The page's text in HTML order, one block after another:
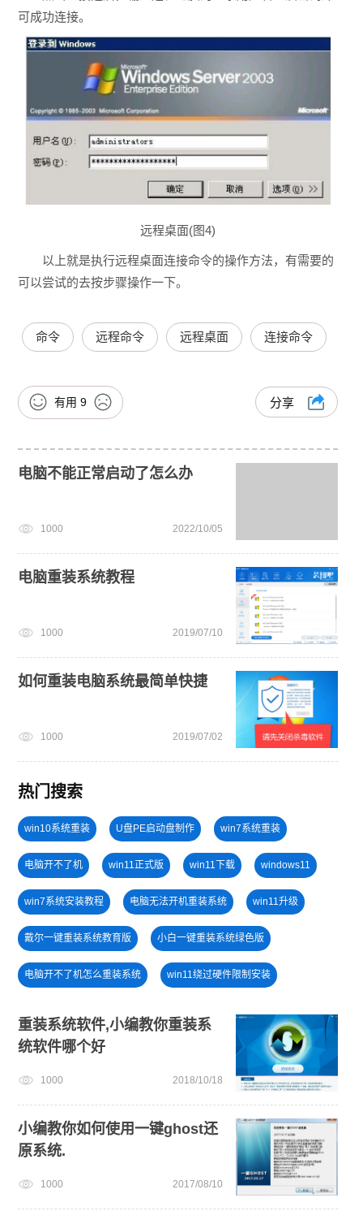
可成功连接。
远程桌面(图4)
以上就是执行远程桌面连接命令的操作方法，有需要的
可以尝试的去按步骤操作一下。
命令 远程命令 远程桌面 连接命令
有用 9 分享
电脑不能正常启动了怎么办
1000 2022/10/05
电脑重装系统教程
1000 2019/07/10
如何重装电脑系统最简单快捷
1000 2019/07/02
热门搜索
win10系统重装 U盘PE启动盘制作 win7系统重装
电脑开不了机 win11正式版 win11下载 windows11
win7系统安装教程 电脑无法开机重装系统 win11升级
戴尔一键重装系统教育版 小白一键重装系统绿色版
电脑开不了机怎么重装系统 win11绕过硬件限制安装
win11系统下载 电脑死机卡顿
U盘重装系统
重装系统软件,小编教你重装系
统软件哪个好
1000 2018/10/18
小编教你如何使用一键ghost还
原系统.
1000 2017/08/10